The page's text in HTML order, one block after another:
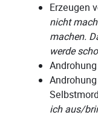
Erzeugen
nicht
machen.
werde
ich aus/